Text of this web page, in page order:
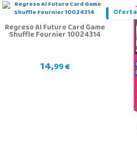
Regreso Al Futuro Card Game
Shuffle Fournier 10024314
14,99 €